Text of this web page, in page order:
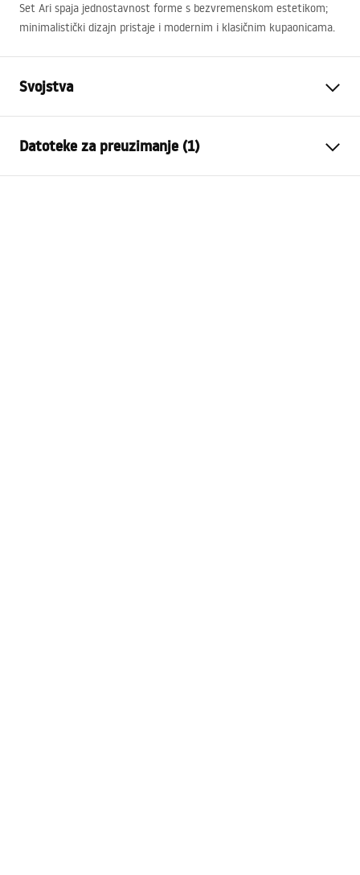
Set Ari spaja jednostavnost forme s bezvremenskom estetikom;
minimalistički dizajn pristaje i modernim i klasičnim kupaonicama.
Svojstva
Materijal
Metal
Način montaže
Na vijke
Datoteke za preuzimanje (1)